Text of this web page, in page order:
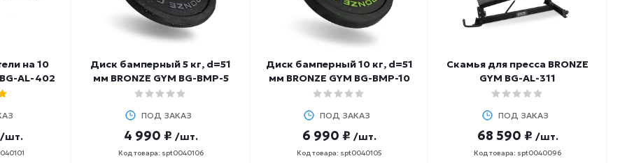
на 10
AL-402
/шт.
Диск бамперный 5 кг, d=51
мм BRONZE GYM BG-BMP-5
ПОД ЗАКАЗ
4 990 ₽ /шт.
Код товара: spt0040106
Диск бамперный 10 кг, d=51
мм BRONZE GYM BG-BMP-10
ПОД ЗАКАЗ
6 990 ₽ /шт.
Код товара: spt0040105
Скамья для пресса BRONZE
GYM BG-AL-311
ПОД ЗАКАЗ
68 590 ₽ /шт.
Код товара: spt0040096